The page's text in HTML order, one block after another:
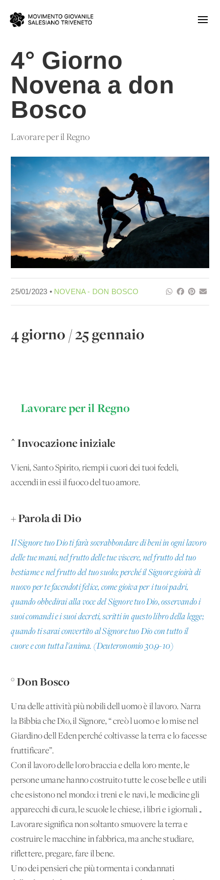
4° Giorno
Novena a don
Bosco
Lavorare per il Regno
25/01/2023 • NOVENA - DON BOSCO
4 giorno / 25 gennaio
Lavorare per il Regno
^ Invocazione iniziale
Vieni, Santo Spirito, riempi i cuori dei tuoi fedeli,
accendi in essi il fuoco del tuo amore.
+ Parola di Dio
Il Signore tuo Dio ti farà sovrabbondare di beni in ogni lavoro
delle tue mani, nel frutto delle tue viscere, nel frutto del tuo
bestiame e nel frutto del tuo suolo; perché il Signore gioirà di
nuovo per te facendoti felice, come gioiva per i tuoi padri,
quando obbedirai alla voce del Signore tuo Dio, osservando i
suoi comandi e i suoi decreti, scritti in questo libro della legge;
quando ti sarai convertito al Signore tuo Dio con tutto il
cuore e con tutta l'anima. (Deuteronomio 30,9-10)
° Don Bosco
Una delle attività più nobili dell'uomo è il lavoro. Narra
la Bibbia che Dio, il Signore, “ creò l'uomo e lo mise nel
Giardino dell'Eden perché coltivasse la terra e lo facesse
fruttificare”.
Con il lavoro delle loro braccia e della loro mente, le
persone umane hanno costruito tutte le cose belle e utili
che esistono nel mondo: i treni e le navi, le medicine gli
apparecchi di cura, le scuole le chiese, i libri e i giornali…
Lavorare significa non soltanto smuovere la terra e
costruire le macchine in fabbrica, ma anche studiare,
riflettere, pregare, fare il bene.
Uno dei pensieri che più tormenta i condannati